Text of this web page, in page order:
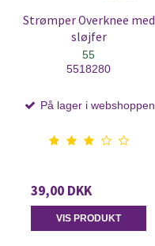
Strømper Overknee med
sløjfer
55
5518280
På lager i webshoppen
39,00 DKK
VIS PRODUKT